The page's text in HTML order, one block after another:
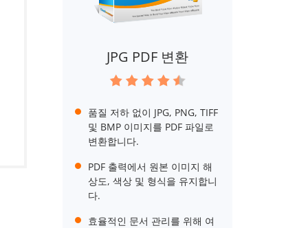
JPG PDF 변환
품질 저하 없이 JPG, PNG, TIFF
및 BMP 이미지를 PDF 파일로
변환합니다.
PDF 출력에서 ​​원본 이미지 해
상도, 색상 및 형식을 유지합니
다.
효율적인 문서 관리를 위해 여